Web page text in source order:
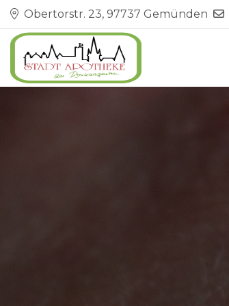
Obertorstr. 23, 97737 Gemünden